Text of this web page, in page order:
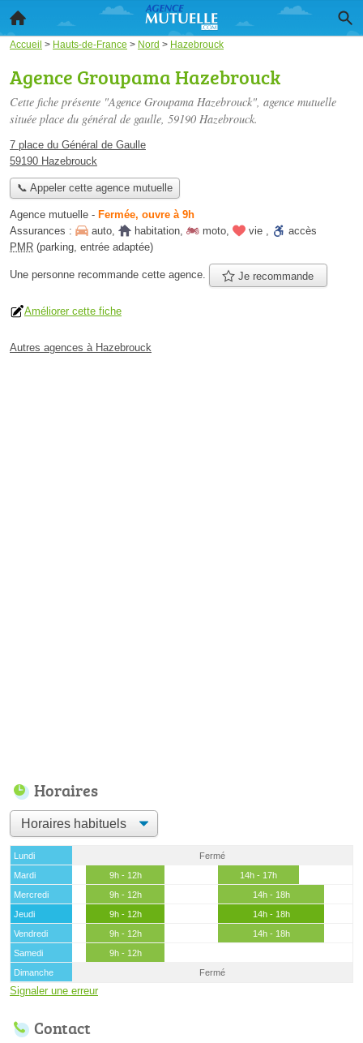
Accueil > Hauts-de-France > Nord > Hazebrouck
Agence Groupama Hazebrouck
Cette fiche présente "Agence Groupama Hazebrouck", agence mutuelle
située place du général de gaulle, 59190 Hazebrouck.
7 place du Général de Gaulle
59190 Hazebrouck
📞 Appeler cette agence mutuelle
Agence mutuelle - Fermée, ouvre à 9h
Assurances :
auto, habitation, moto, vie ,
accès
PMR (parking, entrée adaptée)
Une personne recommande cette agence. Je recommande
Améliorer cette fiche
Autres agences à Hazebrouck
Horaires
Lundi
Fermé
Mardi
9h - 12h
14h - 17h
Mercredi
9h - 12h
14h - 18h
Jeudi
9h - 12h
14h - 18h
Vendredi
9h - 12h
14h - 18h
Samedi
9h - 12h
Dimanche
Fermé
Signaler une erreur
Contact